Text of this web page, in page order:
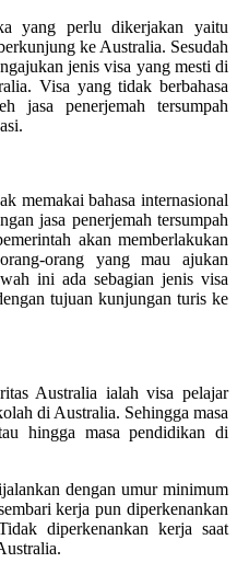
yang perlu dikerjakan yaitu
ke Australia. Sesudah
jenis visa yang mesti di
Visa yang tidak berbahasa
jasa penerjemah tersumpah
memakai bahasa internasional
jasa penerjemah tersumpah
akan memberlakukan
orang yang mau ajukan
ini ada sebagian jenis visa
tujuan kunjungan turis ke
Australia ialah visa pelajar
di Australia. Sehingga masa
hingga masa pendidikan di
dengan umur minimum
kerja pun diperkenankan
diperkenankan kerja saat